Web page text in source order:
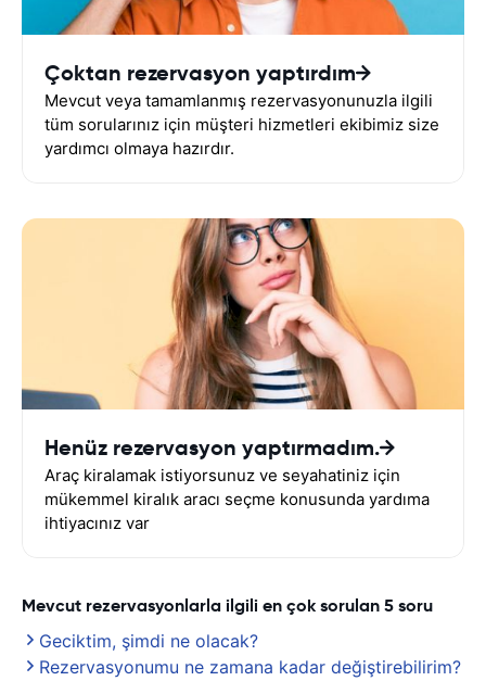
Çoktan rezervasyon yaptırdım
Mevcut veya tamamlanmış rezervasyonunuzla ilgili
tüm sorularınız için müşteri hizmetleri ekibimiz size
yardımcı olmaya hazırdır.
Henüz rezervasyon yaptırmadım.
Araç kiralamak istiyorsunuz ve seyahatiniz için
mükemmel kiralık aracı seçme konusunda yardıma
ihtiyacınız var
Mevcut rezervasyonlarla ilgili en çok sorulan 5 soru
Geciktim, şimdi ne olacak?
Rezervasyonumu ne zamana kadar değiştirebilirim?